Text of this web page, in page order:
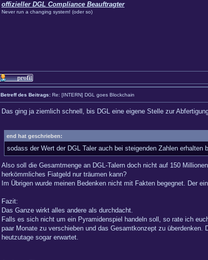
offizieller DGL Compliance Beauftragter
Never run a changing system! (oder so)
Betreff des Beitrags: Re: [INTERN] DGL goes Blockchain
Das ging ja ziemlich schnell, bis DGL eine eigene Stelle zur
end hat geschrieben:
sodass der Wert der DGL Taler auch bei steigenden Zahlen erhalten
Also soll die Gesamtmenge an DGL-Talern doch nicht auf 150
herkömmliches Fiatgeld nur träumen kann?
Im Übrigen wurde meinen Bedenken nicht mit Fakten begegnet. Der
Fazit:
Das Ganze wirkt alles andere als durchdacht.
Falls es sich nicht um ein Pyramidenspiel handeln soll, so rate ich
paar Monate zu verschieben und das Gesamtkonzept zu
heutzutage sogar erwartet.